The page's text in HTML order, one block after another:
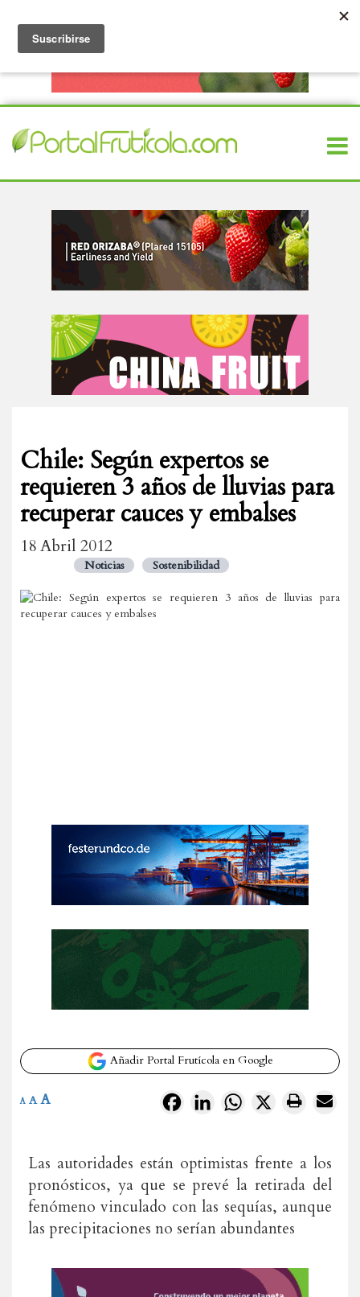
Chile: Según expertos se
requieren 3 años de lluvias para
recuperar cauces y embalses
18 Abril 2012
Noticias Sostenibilidad
Añadir Portal Frutícola en Google
FacebookLinkedInWhatsApp
X
A A A
Las autoridades están optimistas frente a los
pronósticos, ya que se prevé la retirada del
fenómeno vinculado con las sequías, aunque
las precipitaciones no serían abundantes